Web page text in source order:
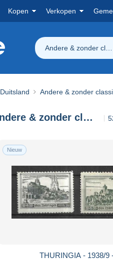
Kopen Verkopen
Andere & zonder
Duitsland Andere & zonder
Andere & zonder classificatie
Nieuw